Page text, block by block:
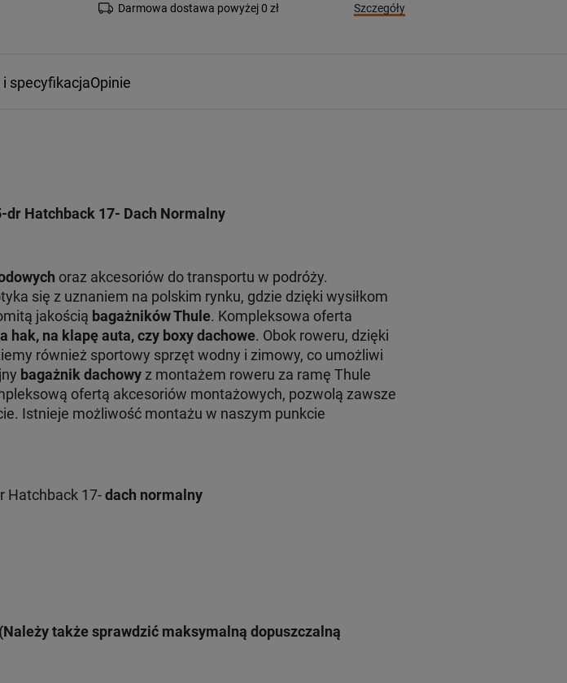
Darmowa dostawa powyżej 0 zł
Szczegóły
specyfikacjaOpinie
dr Hatchback 17- Dach Normalny
oraz akcesoriów do transportu w podróży.
się z uznaniem na polskim rynku, gdzie dzięki wysiłkom
jakością bagażników Thule. Kompleksowa oferta
hak, na klapę auta, czy boxy dachowe. Obok roweru, dzięki
również sportowy sprzęt wodny i zimowy, co umożliwi
bagażnik dachowyz montażem roweru za ramę Thule
ofertą akcesoriów montażowych, pozwolą zawsze
Istnieje możliwość montażu w naszym punkcie
Hatchback 17-dach normalny
także sprawdzić maksymalną dopuszczalną